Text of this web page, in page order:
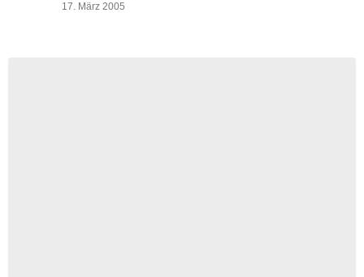
17. März 2005